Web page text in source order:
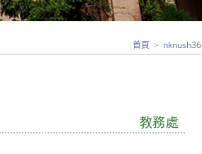
首頁 > nknush36
教務處